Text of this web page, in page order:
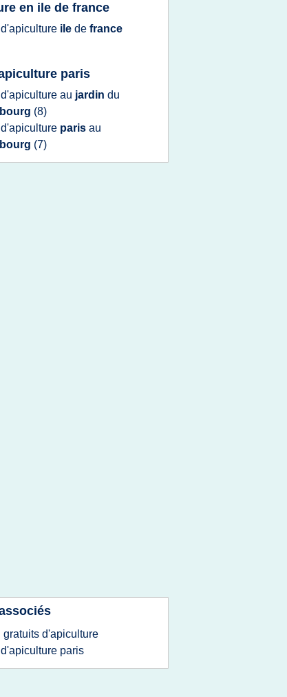
en ile de france
ile de france
paris
au jardin du
(8)
paris au
(7)
gratuits d'apiculture
paris